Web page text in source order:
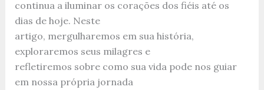
continua a iluminar os corações dos fiéis até os
dias de hoje. Neste
artigo, mergulharemos em sua história,
exploraremos seus milagres e
refletiremos sobre como sua vida pode nos guiar
em nossa própria jornada